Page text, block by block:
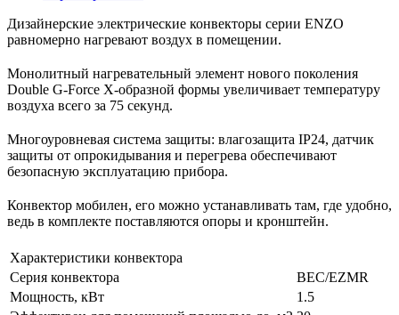
Дизайнерские электрические конвекторы серии ENZO
равномерно нагревают воздух в помещении.
Монолитный нагревательный элемент нового поколения
Double G-Force X-образной формы увеличивает температуру
воздуха всего за 75 секунд.
Многоуровневая система защиты: влагозащита IP24, датчик
защиты от опрокидывания и перегрева обеспечивают
безопасную эксплуатацию прибора.
Конвектор мобилен, его можно устанавливать там, где удобно,
ведь в комплекте поставляются опоры и кронштейн.
Характеристики конвектора
Серия конвектора
BEC/EZMR
Мощность, кВт
1.5